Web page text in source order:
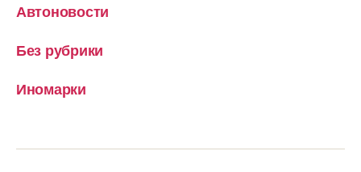
Автоновости
Без рубрики
Иномарки